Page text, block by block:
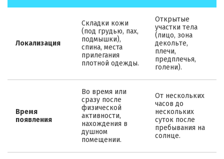
Локализация
Складки кожи
(под грудью, пах,
подмышки),
спина, места
прилегания
плотной одежды.
Открытые
участки тела
(лицо, зона
декольте,
плечи,
предплечья,
голени).
Время
появления
Во время или
сразу после
физической
активности,
нахождения в
душном
помещении.
От нескольких
часов до
нескольких
суток после
пребывания на
солнце.